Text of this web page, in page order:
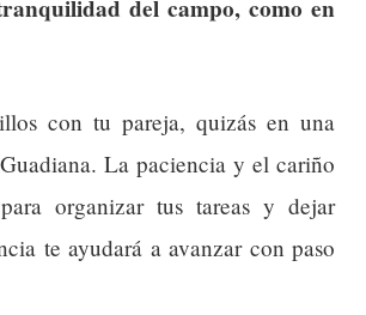
del campo, como en
con tu pareja, quizás en una
La paciencia y el cariño
organizar tus tareas y dejar
te ayudará a avanzar con paso